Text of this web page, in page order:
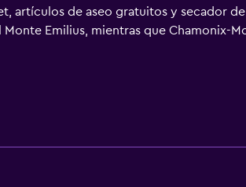
artículos de aseo gratuitos y secador
Emilius, mientras que Chamonix-